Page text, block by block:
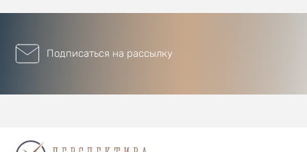
Подписаться на рассылку